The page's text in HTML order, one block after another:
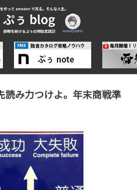
読み力つけよ。年末商戦準